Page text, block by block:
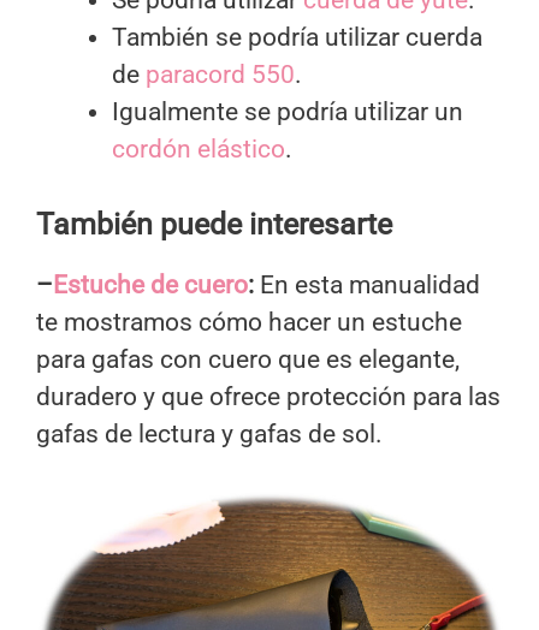
También se podría utilizar cuerda
de paracord 550.
Igualmente se podría utilizar un
cordón elástico.
También puede interesarte
– Estuche de cuero: En esta manualidad
te mostramos cómo hacer un estuche
para gafas con cuero que es elegante,
duradero y que ofrece protección para las
gafas de lectura y gafas de sol.